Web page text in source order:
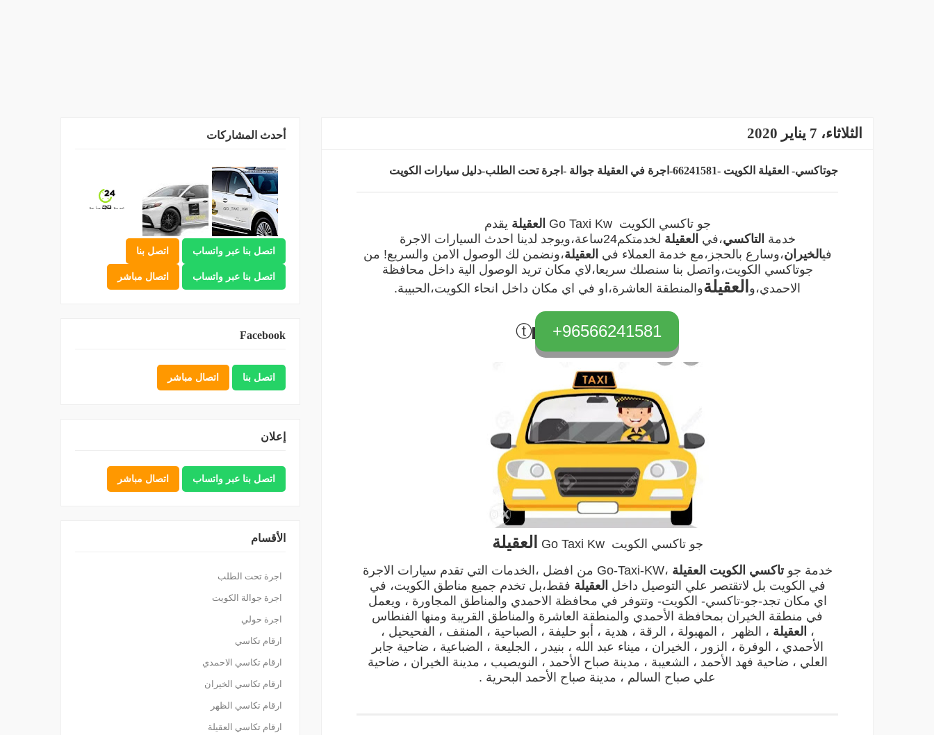
الثلاثاء، 7 يناير 2020
جوتاكسي- العقيلة الكويت -66241581-اجرة في العقيلة جوالة -اجرة تحت الطلب-دليل سيارات الكويت
جو تاكسي الكويتGo Taxi Kw العقيلة يقدم
خدمة التاكسي،في العقيلة
لخدمتكم24ساعة،ويوجد لدينا احدث السيارات الاجرة
فيالخيران،وسارع بالحجز،مع خدمة العملاء في العقيلة،ونضمن لك الوصول الامن والسريع! من
جوتاكسي الكويت،واتصل بنا سنصلك سريعا،لاي مكان تريد الوصول الية داخل محافظة
الاحمدي،و العقيلةوالمنطقة العاشرة،او في اي مكان داخل انحاء الكويت،الحبيبة.
96566241581+
ⓣ
جو تاكسي الكويت Go Taxi Kw العقيلة
خدمة جو تاكسي الكويت العقيلة ،Go-Taxi-KW من افضل ،الخدمات التي تقدم سيارات الاجرة
في الكويت بل لاتقتصر علي التوصيل داخل العقيلة فقط،بل تخدم جميع مناطق الكويت، في
اي مكان تجد-جو-تاكسي- الكويت- وتتوفر في محافظة الاحمدي والمناطق المجاورة ، ويعمل
في منطقة الخيران بمحافظة الأحمدي والمنطقة العاشرة والمناطق القريبة ‎ومنها الفنطاس
، العقيلة ، الظهر ، المهبولة ، الرقة ، هدية ، أبو حليفة ، الصباحية ، المنقف ، الفحيحيل ،
الأحمدي ، الوفرة ، الزور ، الخيران ، ميناء عبد الله ، بنيدر ، الجليعة ، الضباعية ، ضاحية جابر
العلي ، ضاحية فهد الأحمد ، الشعيبة ، مدينة صباح الأحمد ، النويصيب ، مدينة الخيران ، ضاحية
علي صباح السالم ، مدينة صباح الأحمد البحرية .
أحدث المشاركات
اتصل بنا عبر واتساب اتصل بنا
اتصل بنا عبر واتساب اتصال مباشر
Facebook
اتصل بنا اتصال مباشر
إعلان
اتصل بنا عبر واتساب اتصال مباشر
الأقسام
اجرة تحت الطلب
اجرة جوالة الكويت
اجرة حولي
ارقام تكاسي
ارقام تكاسي الاحمدي
ارقام تكاسي الخيران
ارقام تكاسي الظهر
ارقام تكاسي العقيلة